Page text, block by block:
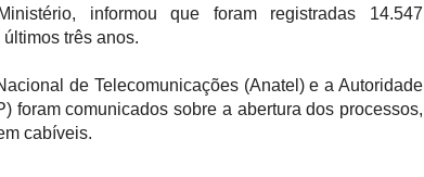
informou que foram registradas 14.547
três anos.
de Telecomunicações (Anatel) e a Autoridade
foram comunicados sobre a abertura dos processos,
cabíveis.